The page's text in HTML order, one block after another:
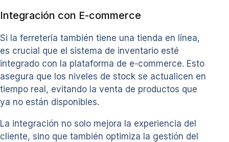
Integración con E-commerce
Si la ferretería también tiene una tienda en línea,
es crucial que el sistema de inventario esté
integrado con la plataforma de e-commerce. Esto
asegura que los niveles de stock se actualicen en
tiempo real, evitando la venta de productos que
ya no están disponibles.
La integración no solo mejora la experiencia del
cliente, sino que también optimiza la gestión del